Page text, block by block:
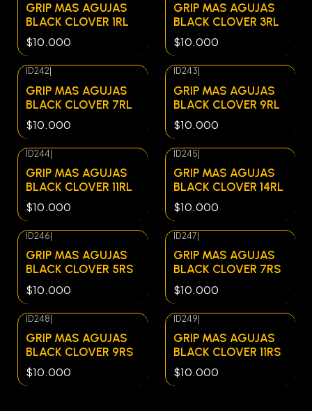
GRIP MAS AGUJAS
BLACK CLOVER 1RL
$10.000
GRIP MAS AGUJAS
BLACK CLOVER 3RL
$10.000
ID242
GRIP MAS AGUJAS
BLACK CLOVER 7RL
$10.000
ID243
GRIP MAS AGUJAS
BLACK CLOVER 9RL
$10.000
ID244
GRIP MAS AGUJAS
BLACK CLOVER 11RL
$10.000
ID245
GRIP MAS AGUJAS
BLACK CLOVER 14RL
$10.000
ID246
GRIP MAS AGUJAS
BLACK CLOVER 5RS
$10.000
ID247
GRIP MAS AGUJAS
BLACK CLOVER 7RS
$10.000
ID248|
GRIP MAS AGUJAS
BLACK CLOVER 9RS
$10.000
ID249|
GRIP MAS AGUJAS
BLACK CLOVER 11RS
$10.000